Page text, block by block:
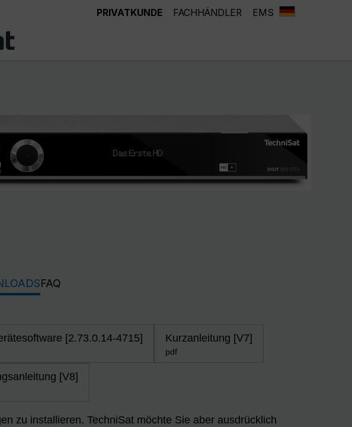
PRIVATKUNDE FACHHÄNDLER EMS
FAQ
[2.73.0.14-4715] Kurzanleitung [V7]
pdf
[V8]
zu installieren. TechniSat möchte Sie aber ausdrücklich